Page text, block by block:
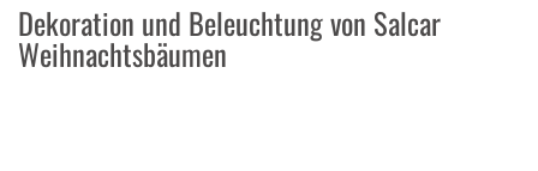
Dekoration und Beleuchtung von Salcar
Weihnachtsbäumen